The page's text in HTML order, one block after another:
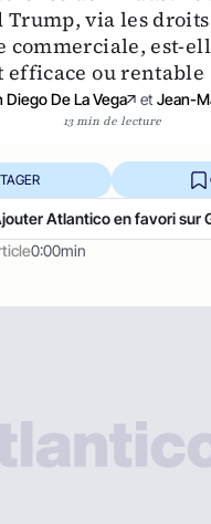
Trump, via les
commerciale, est-
ou rentable
Diego De La Vega et Jean-
13 min de lecture
0:00min
Atlantico en favori sur